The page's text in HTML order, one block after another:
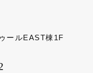
ールEAST棟1F